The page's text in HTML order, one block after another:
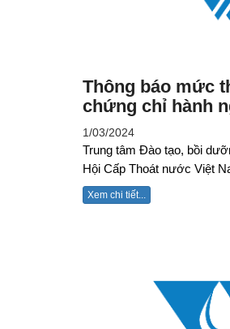
Thông báo mức
chứng chỉ hành
1/03/2024
Trung tâm Đào tạo, bồi
Hội Cấp Thoát nước Việt
Xem chi tiết...